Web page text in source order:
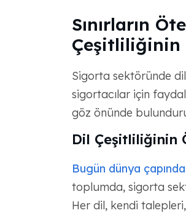
Sınırların
Sigorta sektöründe
sigortacılar için
göz önünde
Dil Çeşitliliğinin
Bugün dünya
toplumda, sigorta
Her dil, kendi